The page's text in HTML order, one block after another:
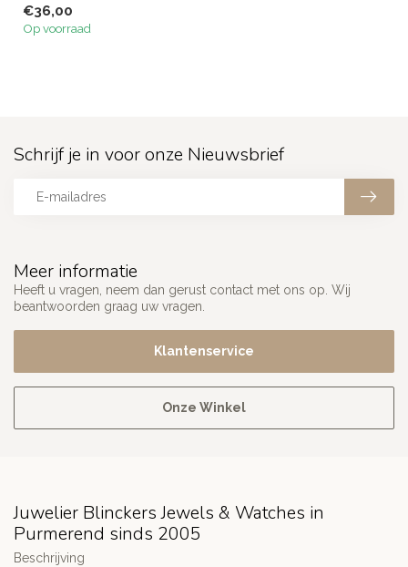
€36,00
Op voorraad
Meer informatie
Heeft u vragen, neem dan gerust contact met ons op. Wij
beantwoorden graag uw vragen.
Klantenservice
Onze Winkel
Schrijf je in voor onze Nieuwsbrief
Juwelier Blinckers Jewels & Watches in
Purmerend sinds 2005
Beschrijving